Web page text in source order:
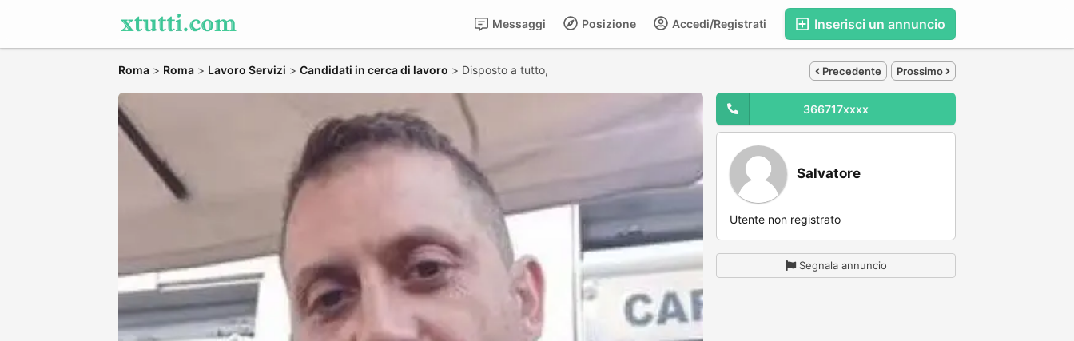
Inserisci un annuncio
Accedi/Registrati
Posizione
Messaggi
Roma > Roma > Lavoro Servizi > Candidati in cerca di lavoro > Disposto a tutto, Precedente Prossimo
366717xxxx
Salvatore
Utente non registrato
Segnala annuncio